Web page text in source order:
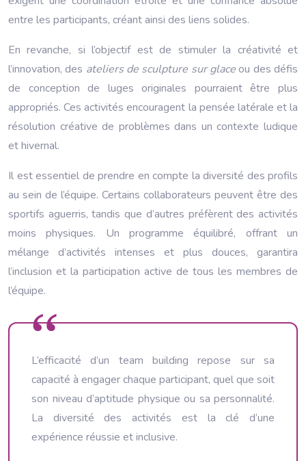
entre les participants, créant ainsi des liens solides.
En revanche, si l’objectif est de stimuler la créativité et
l’innovation, des ateliers de sculpture sur glaceou des défis
de conception de luges originales pourraient être plus
appropriés. Ces activités encouragent la pensée latérale et la
résolution créative de problèmes dans un contexte ludique
et hivernal.
Il est essentiel de prendre en compte la diversité des profils
au sein de l’équipe. Certains collaborateurs peuvent être des
sportifs aguerris, tandis que d’autres préfèrent des activités
moins physiques. Un programme équilibré, offrant un
mélange d’activités intenses et plus douces, garantira
l’inclusion et la participation active de tous les membres de
l’équipe.
L’efficacité d’un team building repose sur sa
capacité à engager chaque participant, quel que soit
son niveau d’aptitude physique ou sa personnalité.
La diversité des activités est la clé d’une
expérience réussie et inclusive.